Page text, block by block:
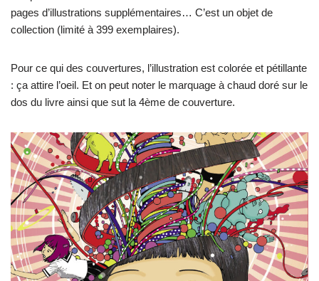
pages d’illustrations supplémentaires… C’est un objet de
collection (limité à 399 exemplaires).
Pour ce qui des couvertures, l’illustration est colorée et pétillante
: ça attire l’oeil. Et on peut noter le marquage à chaud doré sur le
dos du livre ainsi que sut la 4ème de couverture.